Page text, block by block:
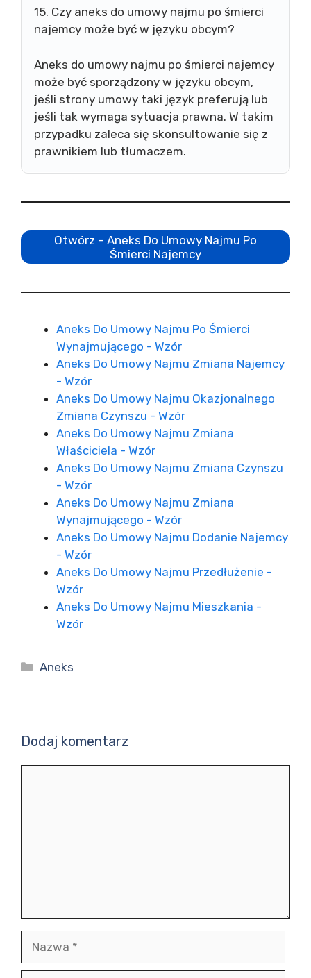
15. Czy aneks do umowy najmu po śmierci
najemcy może być w języku obcym?
Aneks do umowy najmu po śmierci najemcy
może być sporządzony w języku obcym,
jeśli strony umowy taki język preferują lub
jeśli tak wymaga sytuacja prawna. W takim
przypadku zaleca się skonsultowanie się z
prawnikiem lub tłumaczem.
Otwórz – Aneks Do Umowy Najmu Po
Śmierci Najemcy
Aneks Do Umowy Najmu Po Śmierci
Wynajmującego - Wzór
Aneks Do Umowy Najmu Zmiana Najemcy
- Wzór
Aneks Do Umowy Najmu Okazjonalnego
Zmiana Czynszu - Wzór
Aneks Do Umowy Najmu Zmiana
Właściciela - Wzór
Aneks Do Umowy Najmu Zmiana Czynszu
- Wzór
Aneks Do Umowy Najmu Zmiana
Wynajmującego - Wzór
Aneks Do Umowy Najmu Dodanie Najemcy
- Wzór
Aneks Do Umowy Najmu Przedłużenie -
Wzór
Aneks Do Umowy Najmu Mieszkania -
Wzór
Kategorie
Aneks
Dodaj komentarz